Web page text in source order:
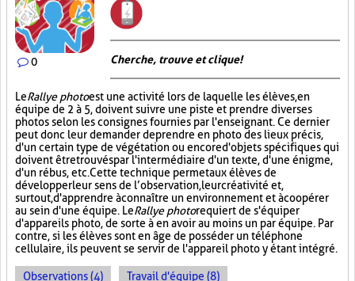
0 Cherche, trouve et clique !
LeRallye photoest une activité lors de laquelle les élèves, en
équipe de 2 à 5, doivent suivre une piste et prendre diverses
photos selon les consignes fournies par l'enseignant. Ce dernier
peut donc leur demander de prendre en photo des lieux précis,
d'un certain type de végétation ou encore d'objets spécifiques qui
doivent être trouvés par l'intermédiaire d'un texte, d'une énigme,
d'un rébus, etc. Cette technique permet aux élèves de
développer leur sens de l’observation, leur créativité et,
surtout, d'apprendre à connaître un environnement et à coopérer
au sein d'une équipe. LeRallye photorequiert de s'équiper
d'appareils photo, de sorte à en avoir au moins un par équipe. Par
contre, si les élèves sont en âge de posséder un téléphone
cellulaire, ils peuvent se servir de l'appareil photo y étant intégré.
Observations (4) Travail d'équipe (8)